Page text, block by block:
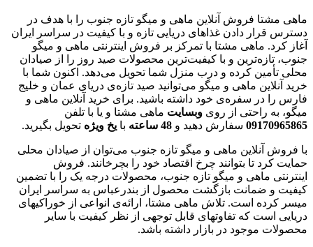
ماهی مشتا فروش آنلاین ماهی و میگو تازه جنوب را با هدف در
دسترس قرار دادن غذاهای دریایی تازه و با کیفیت در سراسر ایران
آغاز کرد. ماهی مشتا با تمرکز بر فروش اینترنتی ماهی و میگو
جنوب، تازه‌ترین و با کیفیت‌ترین محصولات صید روز را از صیادان
محلی تأمین کرده و درب منزل شما تحویل می‌دهد. اکنون شما با
خرید آنلاین ماهی و میگو می‌توانید صید تازه‌ی دریای عمان و خلیج
فارس را در سفره‌ی خود داشته باشید. برای خرید آنلاین ماهی و
میگو، به راحتی از روی وبسایت ماهی مشتا و یا با تلفن
09170965865 سفارش دهید و 48 ساعته با یخ ویژه تحویل بگیرید.
با فروش آنلاین ماهی و میگو تازه جنوب می‌توان از صیادان محلی
حمایت کرد تا بتوانند چرخ اقتصاد خود را بچرخانند. فروش
اینترنتی ماهی و میگو تازه جنوب، محصولات درجه یک را با تضمین
کیفیت و ضمانت بازگشت محصول از بندرعباس به سراسر ایران
میسر کرده است. تلاش ماهی مشتا، ارائه‌ی انواعی از خوراکیهای
دریایی است که تفاوتهای قابل توجهی از نظر کیفیت با سایر
محصولات موجود در بازار داشته باشد.